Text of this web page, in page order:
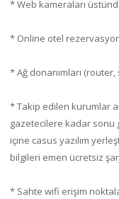
* Web kameraları
* Online otel
* Ağ donanımları
* Takip edilen kurumlar
gazetecilere kadar sonu
içine casus yazılım
bilgileri emen ücretsiz
* Sahte wifi erişim